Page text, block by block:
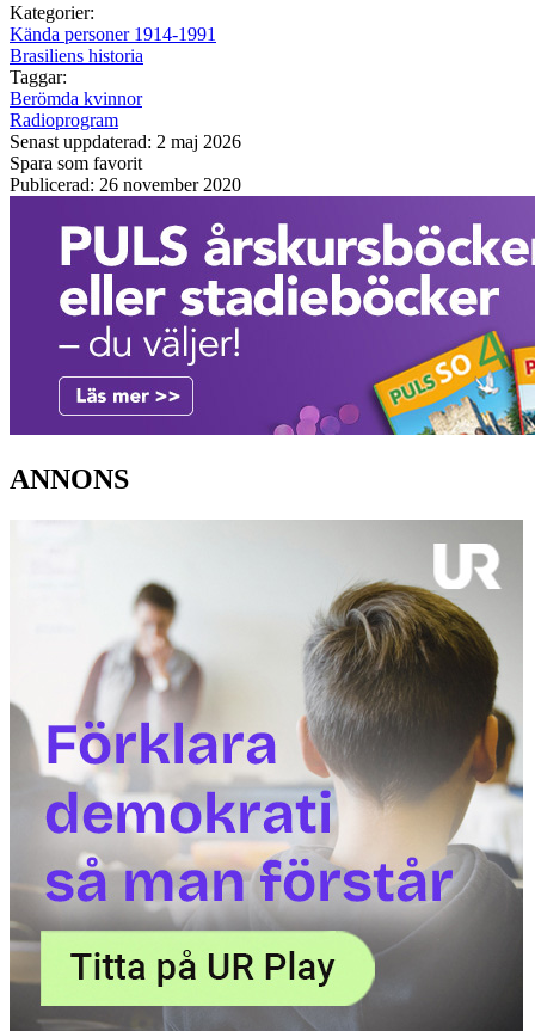
Kategorier:
Kända personer 1914-1991
Brasiliens historia
Taggar:
Berömda kvinnor
Radioprogram
Senast uppdaterad: 2 maj 2026
Spara som favorit
Publicerad: 26 november 2020
ANNONS